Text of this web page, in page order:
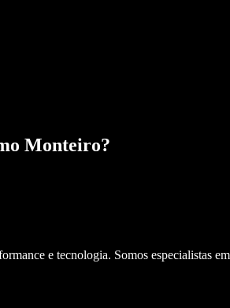
Monteiro?
e tecnologia. Somos especialistas